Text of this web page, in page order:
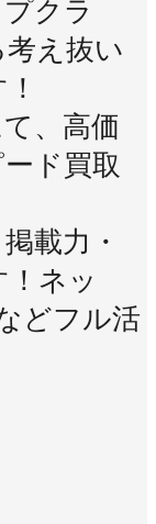
クラ
え抜い
、高価
ド買取
載力・
ネッ
どフル活